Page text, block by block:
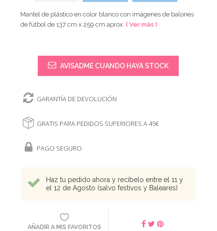
Mantel de plástico en color blanco con imágenes de balones
de fútbol de 137 cm x 259 cm aprox.( Ver más )
AVISADME CUANDO HAYA STOCK
GARANTÍA DE DEVOLUCIÓN
GRATIS PARA PEDIDOS SUPERIORES A 45€
PAGO SEGURO
Haz tu pedido ahora y recíbelo entre el 11 y
el 12 de Agosto (salvo festivos y Baleares)
AÑADIR A MIS FAVORITOS